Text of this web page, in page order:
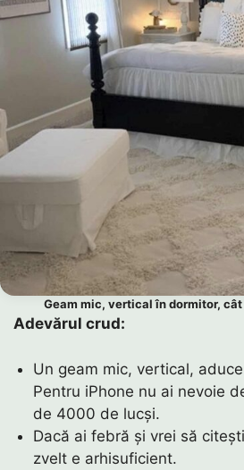
Geam mic, vertical în dormitor, cât
Adevărul crud:
Un geam mic, vertical,
Pentru iPhone nu ai nevoie
de 4000 de lucși.
Dacă ai febră și vrei să
zvelt e arhisuficient.